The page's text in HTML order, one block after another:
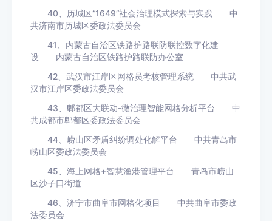
40、历城区“1649”社会治理模式探索与实践 中
共济南市历城区委政法委员会
41、内蒙古自治区铁路护路联防联控数字化建
设 内蒙古自治区铁路护路联防办公室
42、武汉市江岸区网格员考核管理系统 中共武
汉市江岸区委政法委员会
43、郫都区大联动-微治理智能网格分析平台 中
共成都市郫都区委政法委员会
44、崂山区矛盾纠纷调处化解平台 中共青岛市
崂山区委政法委员会
45、海上网格+智慧渔港管理平台 青岛市崂山
区沙子口街道
46、济宁市曲阜市网格化项目 中共曲阜市委政
法委员会